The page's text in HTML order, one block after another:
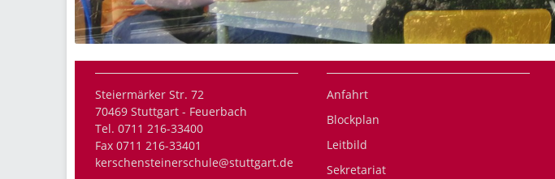
Steiermärker Str. 72
70469 Stuttgart - Feuerbach
Tel. 0711 216-33400
Fax 0711 216-33401
kerschensteinerschule@stuttgart.de
Anfahrt
Blockplan
Leitbild
Sekretariat